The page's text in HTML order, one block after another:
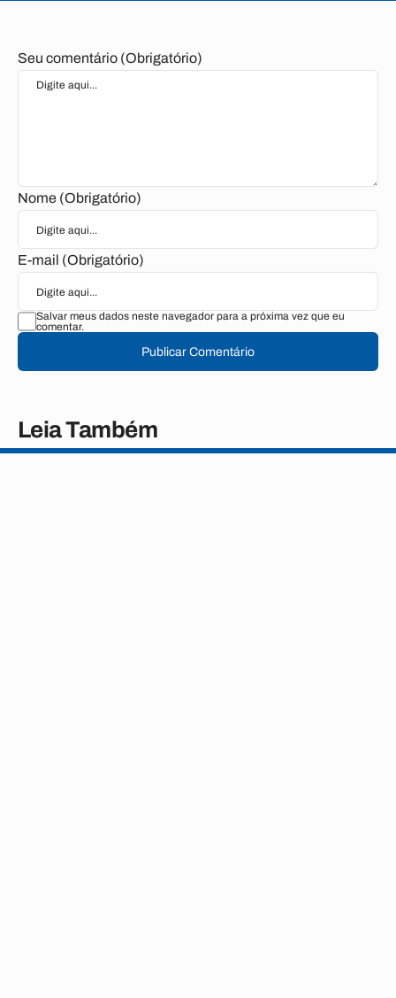
Seu comentário (Obrigatório)
Nome (Obrigatório)
E-mail (Obrigatório)
Salvar meus dados neste navegador para a próxima vez que eu
comentar.
Publicar Comentário
Leia Também